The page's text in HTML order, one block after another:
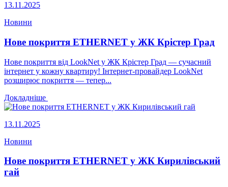
13.11.2025
Новини
Нове покриття ETHERNET у ЖК Крістер Град
Нове покриття від LookNet у ЖК Крістер Град — сучасний
інтернет у кожну квартиру! Інтернет-провайдер LookNet
розширює покриття — тепер...
Докладніше
13.11.2025
Новини
Нове покриття ETHERNET у ЖК Кирилівський
гай